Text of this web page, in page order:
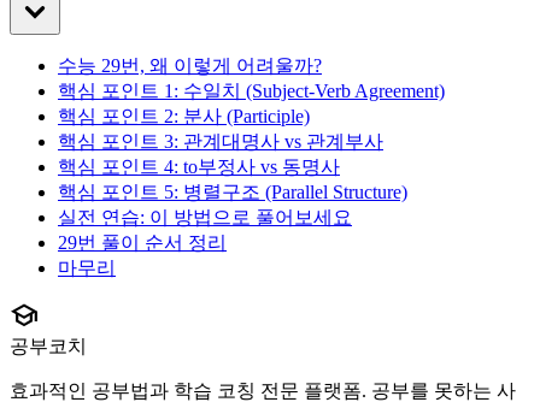
수능 29번, 왜 이렇게 어려울까?
핵심 포인트 1: 수일치 (Subject-Verb Agreement)
핵심 포인트 2: 분사 (Participle)
핵심 포인트 3: 관계대명사 vs 관계부사
핵심 포인트 4: to부정사 vs 동명사
핵심 포인트 5: 병렬구조 (Parallel Structure)
실전 연습: 이 방법으로 풀어보세요
29번 풀이 순서 정리
마무리
school
공부코치
효과적인 공부법과 학습 코칭 전문 플랫폼. 공부를 못하는 사